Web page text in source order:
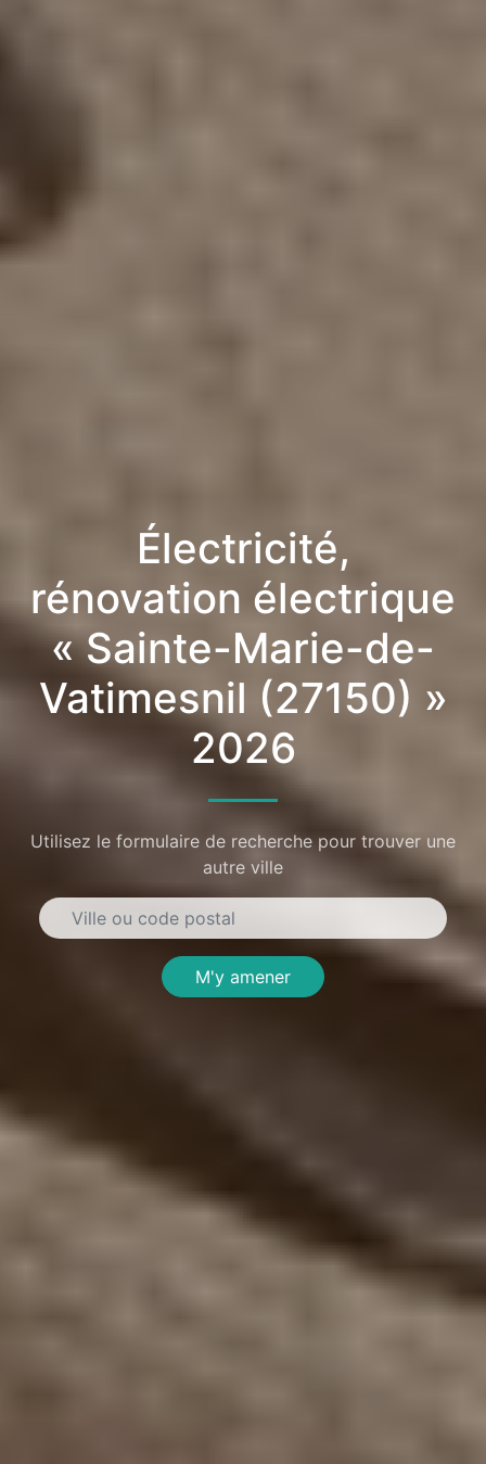
Électricité,
rénovation électrique
« Sainte-Marie-de-
Vatimesnil (27150) »
2026
Utilisez le formulaire de recherche pour trouver une
autre ville
M'y amener